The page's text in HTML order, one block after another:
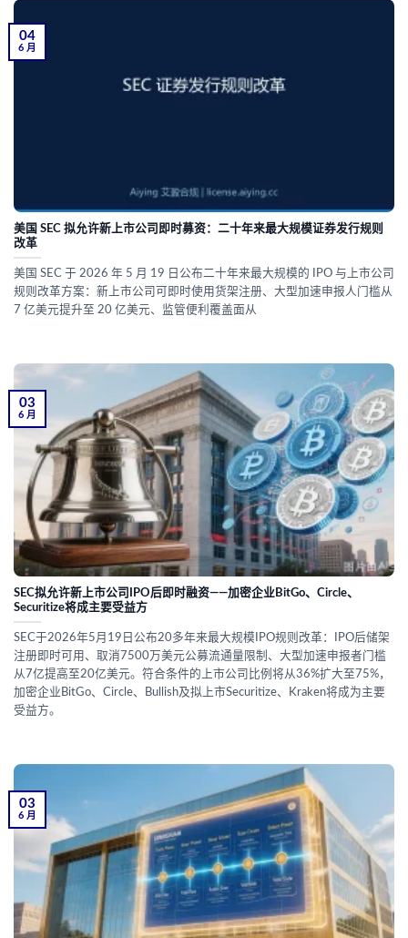
美国 SEC 拟允许新上市公司即时募资：二十年来最大规模证券发行规则
改革
美国 SEC 于 2026 年 5 月 19 日公布二十年来最大规模的 IPO 与上市公司
规则改革方案：新上市公司可即时使用货架注册、大型加速申报人门槛从
7 亿美元提升至 20 亿美元、监管便利覆盖面从
04
6 月
SEC拟允许新上市公司IPO后即时融资——加密企业BitGo、Circle、
Securitize将成主要受益方
SEC于2026年5月19日公布20多年来最大规模IPO规则改革：IPO后储架
注册即时可用、取消7500万美元公募流通量限制、大型加速申报者门槛
从7亿提高至20亿美元。符合条件的上市公司比例将从36%扩大至75%，
加密企业BitGo、Circle、Bullish及拟上市Securitize、Kraken将成为主要
受益方。
03
6 月
03
6 月